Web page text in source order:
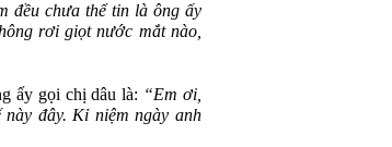
đều chưa thể tin là ông ấy
rơi giọt nước mắt nào,
ấy gọi chị dâu là: “Em ơi,
đây. Kỉ niệm ngày anh